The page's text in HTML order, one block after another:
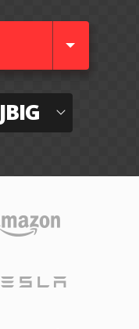
JBIG